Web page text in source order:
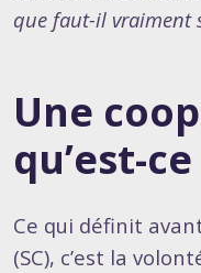
que faut-il vraiment
Une
qu’est-
Ce qui définit
(SC), c’est la